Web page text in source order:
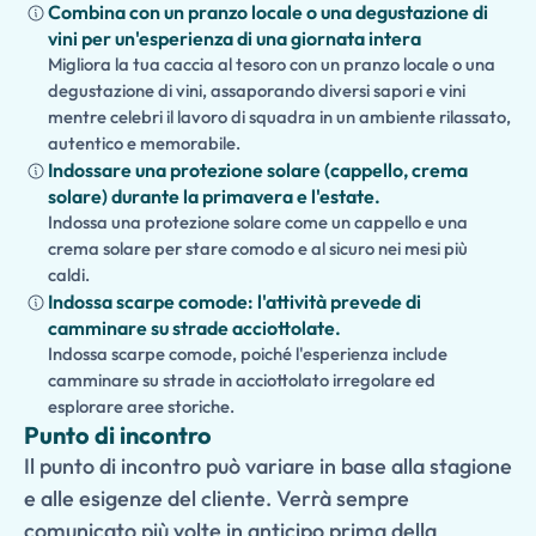
facilità di accesso. Il tour può anche essere esteso a
un'esperienza di intera giornata con visite opzionali alla
Costiera Amalfitana, Paestum, musei, degustazioni
culinarie o un pranzo tradizionale.
Combina con un pranzo locale o una degustazione di
vini per un'esperienza di una giornata intera
Migliora la tua caccia al tesoro con un pranzo locale o una
degustazione di vini, assaporando diversi sapori e vini
mentre celebri il lavoro di squadra in un ambiente rilassato,
autentico e memorabile.
Indossare una protezione solare (cappello, crema
solare) durante la primavera e l'estate.
Indossa una protezione solare come un cappello e una
crema solare per stare comodo e al sicuro nei mesi più
caldi.
Indossa scarpe comode: l'attività prevede di
camminare su strade acciottolate.
Indossa scarpe comode, poiché l'esperienza include
camminare su strade in acciottolato irregolare ed
esplorare aree storiche.
Punto di incontro
Il punto di incontro può variare in base alla stagione
e alle esigenze del cliente. Verrà sempre